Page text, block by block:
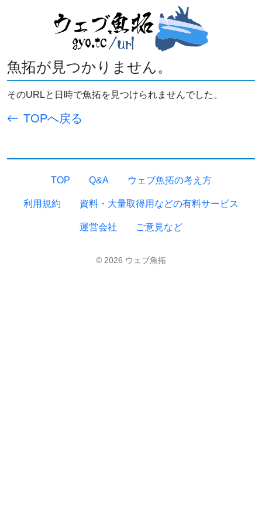
魚拓が見つかりません。
そのURLと日時で魚拓を見つけられませんでした。
TOPへ戻る
TOP Q&A ウェブ魚拓の考え方
利用規約 資料・大量取得用などの有料サービス
運営会社 ご意見など
© 2026 ウェブ魚拓